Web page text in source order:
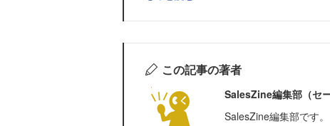
この記事の著者
SalesZine編集部（セ
SalesZine編集部です